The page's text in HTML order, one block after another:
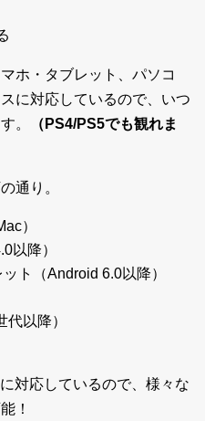
ホ・タブレット、パソコ
に対応しているので、いつ
。
（PS4/PS5でも観れま
通り。
）
以降）
ト（Android 6.0以降）
以降）
対応しているので、 様々な
！